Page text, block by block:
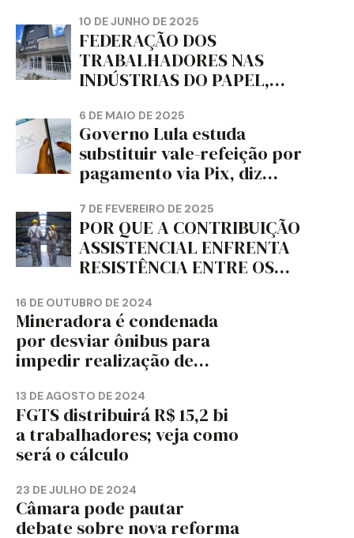
MUNDO, DIZ FITCH
10 DE JUNHO DE 2025
FEDERAÇÃO DOS
TRABALHADORES NAS
INDÚSTRIAS DO PAPEL,
CORTIÇA E ARTEFATOS DE
PAPEL DO ESTADO DO
PARANÁ – FETRAPEL-PR
6 DE MAIO DE 2025
Governo Lula estuda
substituir vale-refeição por
pagamento via Pix, diz
7 DE FEVEREIRO DE 2025
POR QUE A CONTRIBUIÇÃO
ASSISTENCIAL ENFRENTA
RESISTÊNCIA ENTRE OS
16 DE OUTUBRO DE 2024
Mineradora é condenada
por desviar ônibus para
impedir realização de
13 DE AGOSTO DE 2024
FGTS distribuirá R$ 15,2 bi
a trabalhadores; veja como
será o cálculo
23 DE JULHO DE 2024
Câmara pode pautar
debate sobre nova reforma